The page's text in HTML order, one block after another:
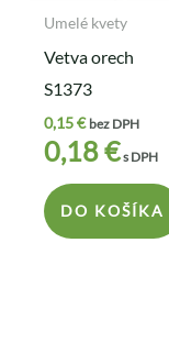
Umelé kvety
Vetva orech
S1373
0,15€ bez DPH
0,18€s DPH
DO KOŠÍKA